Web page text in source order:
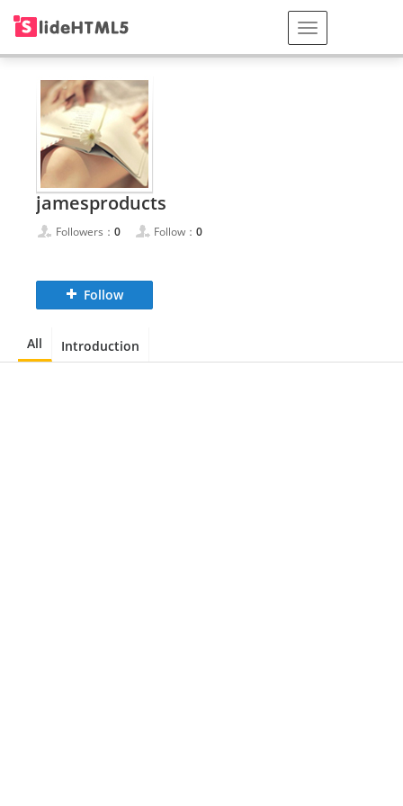
jamesproducts
Followers： 0 Follow： 0
Follow
All Introduction